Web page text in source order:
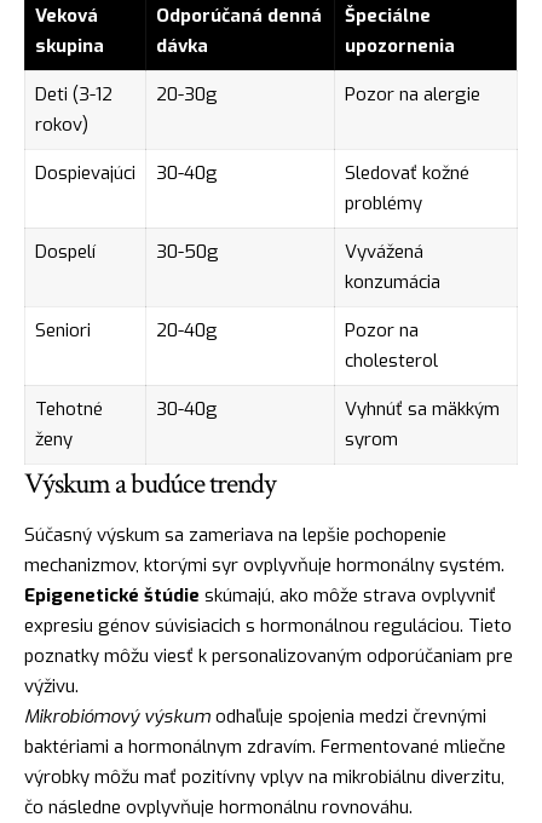
Veková
skupina
Odporúčaná denná
dávka
Špeciálne
upozornenia
Deti (3-12
rokov)
20-30g Pozor na alergie
Dospievajúci 30-40g
Sledovať kožné
problémy
Dospelí
30-50g
Vyvážená
konzumácia
Seniori
20-40g
Pozor na
cholesterol
Tehotné
ženy
30-40g
Vyhnúť sa mäkkým
syrom
Výskum a budúce trendy
Súčasný výskum sa zameriava na lepšie pochopenie
mechanizmov, ktorými syr ovplyvňuje hormonálny systém.
Epigenetické štúdie skúmajú, ako môže strava ovplyvniť
expresiu génov súvisiacich s hormonálnou reguláciou. Tieto
poznatky môžu viesť k personalizovaným odporúčaniam pre
výživu.
Mikrobiómový výskum odhaľuje spojenia medzi črevnými
baktériami a hormonálnym zdravím. Fermentované mliečne
výrobky môžu mať pozitívny vplyv na mikrobiálnu diverzitu,
čo následne ovplyvňuje hormonálnu rovnováhu.